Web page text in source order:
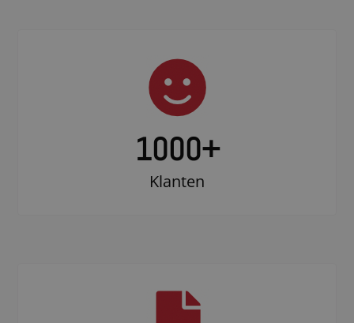
1000+
Klanten